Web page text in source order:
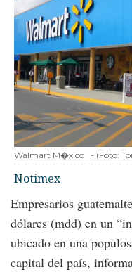
Walmart M�xico - (Foto:
Notimex
Empresarios
dólares (mdd) en un
ubicado en una
capital del país,